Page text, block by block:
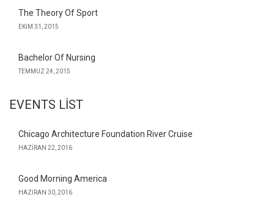
The Theory Of Sport
EKIM 31, 2015
Bachelor Of Nursing
TEMMUZ 24, 2015
EVENTS LIST
Chicago Architecture Foundation River Cruise
HAZIRAN 22, 2016
Good Morning America
HAZIRAN 30, 2016